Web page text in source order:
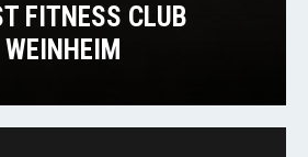
FITNESS CLUB
WEINHEIM